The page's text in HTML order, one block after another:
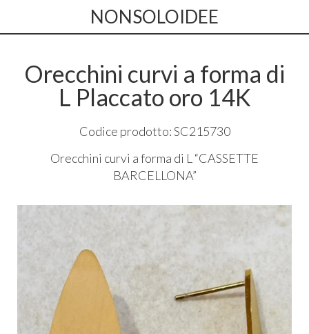
NONSOLOIDEE
Orecchini curvi a forma di
L Placcato oro 14K
Codice prodotto: SC215730
Orecchini curvi a forma di L “CASSETTE
BARCELLONA”